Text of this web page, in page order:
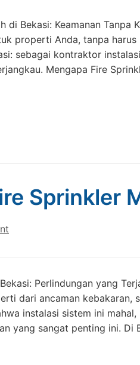
di Bekasi: Keamanan Tanpa
properti Anda, tanpa
sebagai kontraktor
Mengapa Fire
Sprinkler
Perlindungan yang
dari ancaman kebakaran,
instalasi sistem ini
yang sangat penting ini. Di